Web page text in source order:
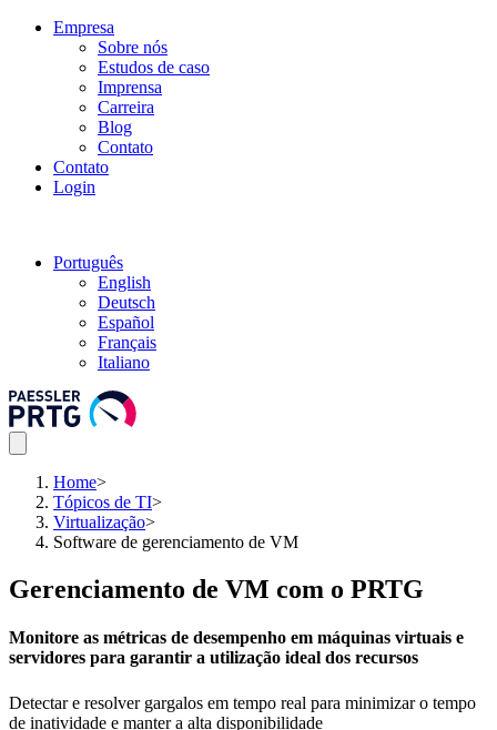
Empresa
Sobre nós
Estudos de caso
Imprensa
Carreira
Blog
Contato
Contato
Login
Português
English
Deutsch
Español
Français
Italiano
Home>
Tópicos de TI>
Virtualização>
Software de gerenciamento de VM
Gerenciamento de VM com o PRTG
Monitore as métricas de desempenho em máquinas virtuais e
servidores para garantir a utilização ideal dos recursos
Detectar e resolver gargalos em tempo real para minimizar o tempo
de inatividade e manter a alta disponibilidade